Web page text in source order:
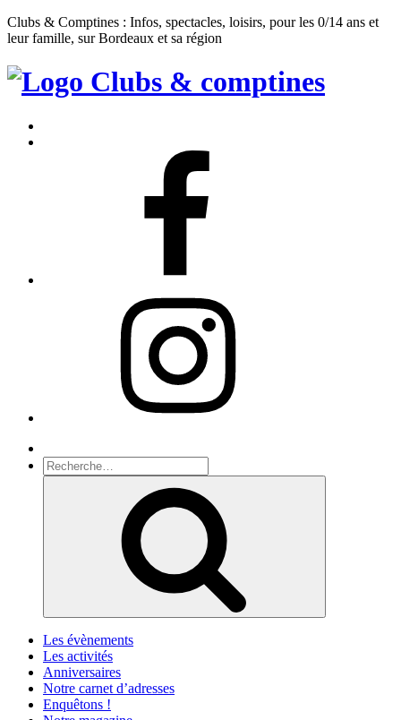
Clubs & Comptines : Infos, spectacles, loisirs, pour les 0/14 ans et
leur famille, sur Bordeaux et sa région
Clubs
Comptines
Recherche
pour
Les évènements
Les activités
Anniversaires
Notre carnet d’adresses
Enquêtons !